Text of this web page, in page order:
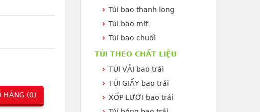
HÀNG (0)
Túi bao thanh long
Túi bao mít
Túi bao chuối
TÚI THEO CHẤT LIỆU
TÚI VẢI bao trái
TÚI GIẤY bao trái
XỐP LƯỚI bao trái